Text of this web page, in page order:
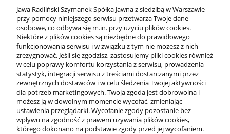
OFERTA
O NAS
INFORMACJE
Jawa Radliński Szymanek Spółka Jawna z siedzibą w Warszawie
przy pomocy niniejszego serwisu przetwarza Twoje dane
osobowe, co odbywa się m.in. przy użyciu plików cookies.
Niektóre z plików cookies są niezbędne do prawidłowego
funkcjonowania serwisu i w związku z tym nie możesz z nich
zrezygnować. Jeśli się zgodzisz, zastosujemy pliki cookies również
w celu poprawy komfortu korzystania z serwisu, prowadzenia
statystyk, integracji serwisu z treściami dostarczanymi przez
zewnętrznych dostawców i w celu śledzenia Twojej aktywności
dla potrzeb marketingowych. Twoja zgoda jest dobrowolna i
możesz ją w dowolnym momencie wycofać, zmieniając
ustawienia przeglądarki. Wycofanie zgody pozostanie bez
wpływu na zgodność z prawem używania plików cookies,
którego dokonano na podstawie zgody przed jej wycofaniem.